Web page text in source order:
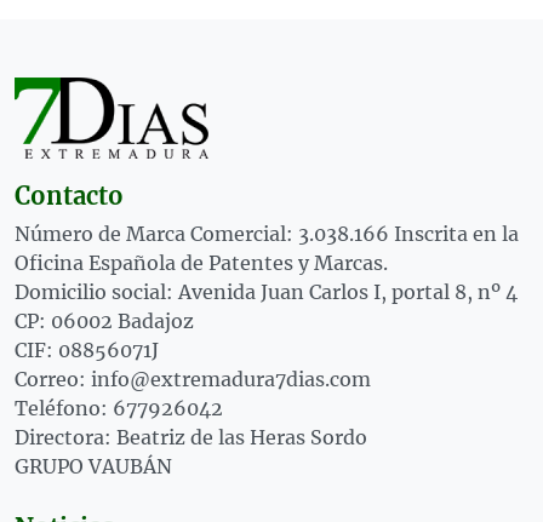
Contacto
Número de Marca Comercial: 3.038.166 Inscrita en la
Oficina Española de Patentes y Marcas.
Domicilio social: Avenida Juan Carlos I, portal 8, nº 4
CP: 06002 Badajoz
CIF: 08856071J
Correo: info@extremadura7dias.com
Teléfono: 677926042
Directora: Beatriz de las Heras Sordo
GRUPO VAUBÁN